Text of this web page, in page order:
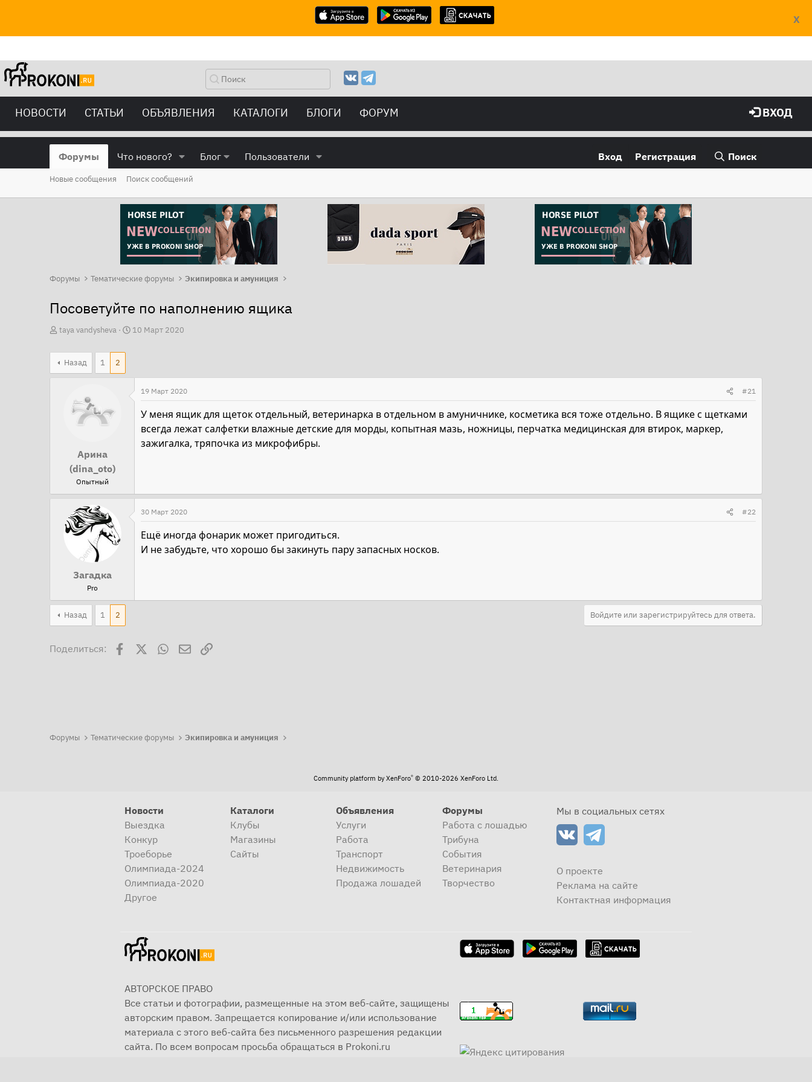
X
НОВОСТИ СТАТЬИ ОБЪЯВЛЕНИЯ КАТАЛОГИ БЛОГИ ФОРУМ ВХОД
Форумы Что нового? Блог Пользователи Вход Регистрация Поиск
Новые сообщения Поиск сообщений
Форумы Тематические форумы Экипировка и амуниция
Посоветуйте по наполнению ящика
А
о
taya vandysheva
Д
а
10 Март 2020
Назад 1 2
Арина
(dina_oto)
Опытный
19 Март 2020 #21
У меня ящик для щеток отдельный, ветеринарка в отдельном в амуничнике, косметика вся тоже отдельно. В ящике с щетками
всегда лежат салфетки влажные детские для морды, копытная мазь, ножницы, перчатка медицинская для втирок, маркер,
зажигалка, тряпочка из микрофибры.
Загадка
Pro
30 Март 2020 #22
Ещё иногда фонарик может пригодиться.
И не забудьте, что хорошо бы закинуть пару запасных носков.
Назад 1 2 Войдите или зарегистрируйтесь для ответа.
Поделиться: FacebookWhatsAppЭлектронная почта
Ссылка
Форумы Тематические форумы Экипировка и амуниция
Community platform by XenForo® © 2010-2026 XenForo Ltd.
Новости
Выездка
Конкур
Троеборье
Олимпиада-2024
Олимпиада-2020
Другое
Каталоги
Клубы
Магазины
Сайты
Объявления
Услуги
Работа
Транспорт
Недвижимость
Продажа лошадей
Форумы
Работа с лошадью
Трибуна
События
Ветеринария
Творчество
Мы в социальных сетях
О проекте
Реклама на сайте
Контактная информация
АВТОРСКОЕ ПРАВО
Все статьи и фотографии, размещенные на этом веб-сайте, защищены
авторским правом. Запрещается копирование и/или использование
материала с этого веб-сайта без письменного разрешения редакции
сайта. По всем вопросам просьба обращаться в Prokoni.ru